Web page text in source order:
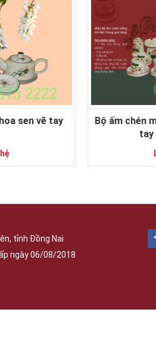
sen vẽ tay
Bộ ấm chén men
tay
tỉnh Đồng Nai
ngày 06/08/2018